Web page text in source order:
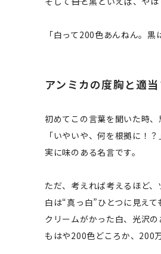
「白って200色あんねん。黒
アンミカの度胸と適当
初めてこの言葉を聞いた時、
「いやいや、何を根拠に！
実に味のある名言です。
ただ、考えれば考えるほど、
白は“真っ白”ひとつに見えて
クリームがかった白、光沢の
もはや200色どころか、200